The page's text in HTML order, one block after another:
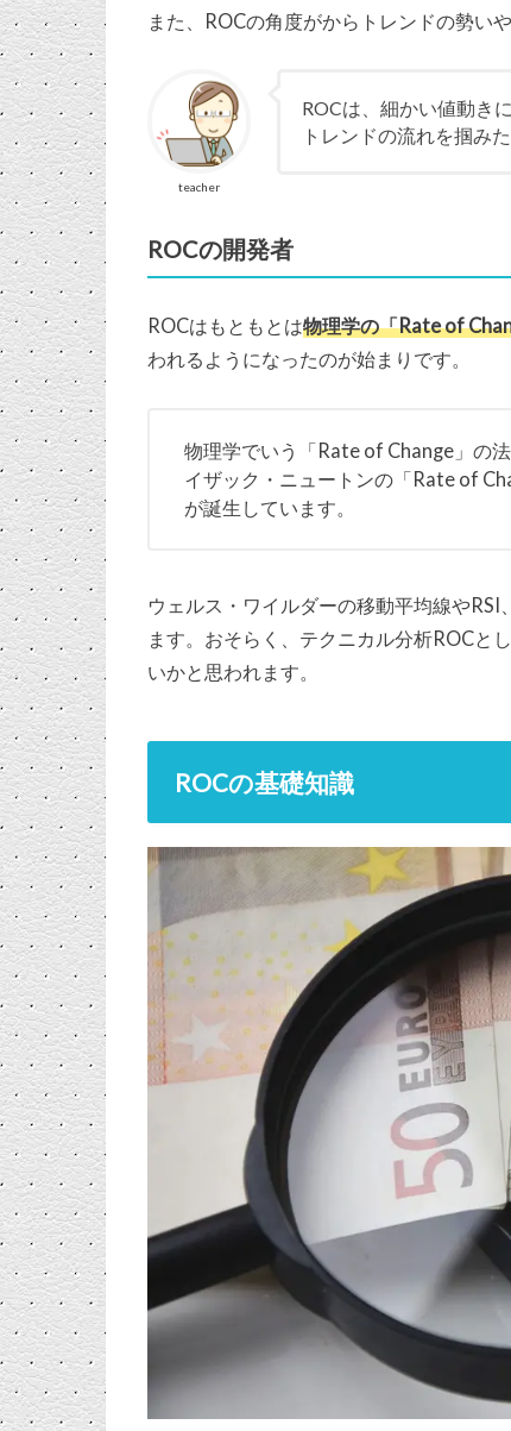
また、ROCの角度がからトレンドの勢い
teacher
ROCは、細かい値動き
トレンドの流れを掴み
ROCの開発者
ROCはもともとは物理学の「Rate of
われるようになったのが始まりです。
物理学でいう「Rate of Change」の
イザック・ニュートンの「Rate of
が誕生しています。
ウェルス・ワイルダーの移動平均線や
ます。おそらく、テクニカル分析ROCと
いかと思われます。
ROCの基礎知識